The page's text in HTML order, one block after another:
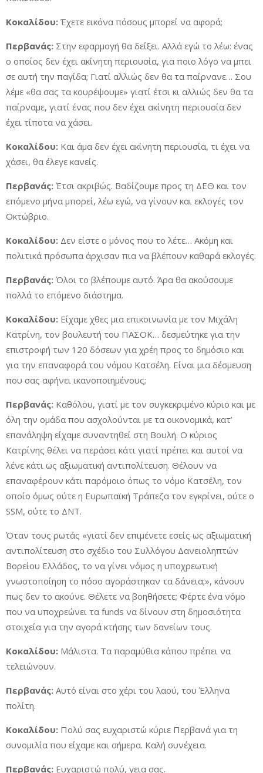
Κοκαλίδου: Έχετε εικόνα πόσους μπορεί να αφορά;
Περβανάς: Στην εφαρμογή θα δείξει. Αλλά εγώ το λέω: ένας
ο οποίος δεν έχει ακίνητη περιουσία, για ποιο λόγο να μπει
σε αυτή την παγίδα; Γιατί αλλιώς δεν θα τα παίρνανε… Σου
λέμε «θα σας τα κουρέψουμε» γιατί έτσι κι αλλιώς δεν θα τα
παίρναμε, γιατί ένας που δεν έχει ακίνητη περιουσία δεν
έχει τίποτα να χάσει.
Κοκαλίδου: Και άμα δεν έχει ακίνητη περιουσία, τι έχει να
χάσει, θα έλεγε κανείς.
Περβανάς: Έτσι ακριβώς. Βαδίζουμε προς τη ΔΕΘ και τον
επόμενο μήνα μπορεί, λέω εγώ, να γίνουν και εκλογές τον
Οκτώβριο.
Κοκαλίδου: Δεν είστε ο μόνος που το λέτε… Ακόμη και
πολιτικά πρόσωπα άρχισαν πια να βλέπουν καθαρά εκλογές.
Περβανάς: Όλοι το βλέπουμε αυτό. Άρα θα ακούσουμε
πολλά το επόμενο διάστημα.
Κοκαλίδου: Είχαμε χθες μια επικοινωνία με τον Μιχάλη
Κατρίνη, τον βουλευτή του ΠΑΣΟΚ… δεσμεύτηκε για την
επιστροφή των 120 δόσεων για χρέη προς το δημόσιο και
για την επαναφορά του νόμου Κατσέλη. Είναι μια δέσμευση
που σας αφήνει ικανοποιημένους;
Περβανάς: Καθόλου, γιατί με τον συγκεκριμένο κύριο και με
όλη την ομάδα που ασχολούνται με τα οικονομικά, κατ’
επανάληψη είχαμε συναντηθεί στη Βουλή. Ο κύριος
Κατρίνης θέλει να περάσει κάτι γιατί πρέπει και αυτοί να
λένε κάτι ως αξιωματική αντιπολίτευση. Θέλουν να
επαναφέρουν κάτι παρόμοιο όπως το νόμο Κατσέλη, τον
οποίο όμως ούτε η Ευρωπαϊκή Τράπεζα τον εγκρίνει, ούτε ο
SSM, ούτε το ΔΝΤ.
Όταν τους ρωτάς «γιατί δεν επιμένετε εσείς ως αξιωματική
αντιπολίτευση στο σχέδιο του Συλλόγου Δανειοληπτών
Βορείου Ελλάδος, το να γίνει νόμος η υποχρεωτική
γνωστοποίηση το πόσο αγοράστηκαν τα δάνεια;», κάνουν
πως δεν το ακούνε. Θέλετε να βοηθήσετε; Φέρτε ένα νόμο
που να υποχρεώνει τα funds να δίνουν στη δημοσιότητα
στοιχεία για την αγορά κτήσης των δανείων τους.
Κοκαλίδου: Μάλιστα. Τα παραμύθια κάπου πρέπει να
τελειώνουν.
Περβανάς: Αυτό είναι στο χέρι του λαού, του Έλληνα
πολίτη.
Κοκαλίδου: Πολύ σας ευχαριστώ κύριε Περβανά για τη
συνομιλία που είχαμε και σήμερα. Καλή συνέχεια.
Περβανάς: Ευχαριστώ πολύ, γεια σας.